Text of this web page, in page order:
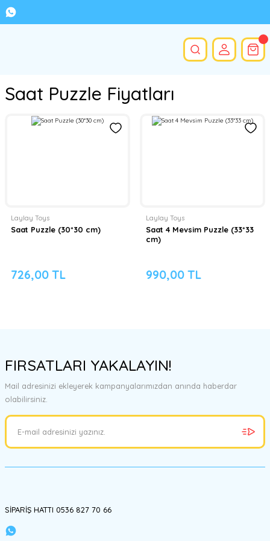
Saat Puzzle Fiyatları
Laylay Toys
Saat Puzzle (30*30 cm)
726,00 TL
Laylay Toys
Saat 4 Mevsim Puzzle (33*33
cm)
990,00 TL
FIRSATLARI YAKALAYIN!
Mail adresinizi ekleyerek kampanyalarımızdan anında haberdar
olabilirsiniz.
SİPARİŞ HATTI 0536 827 70 66